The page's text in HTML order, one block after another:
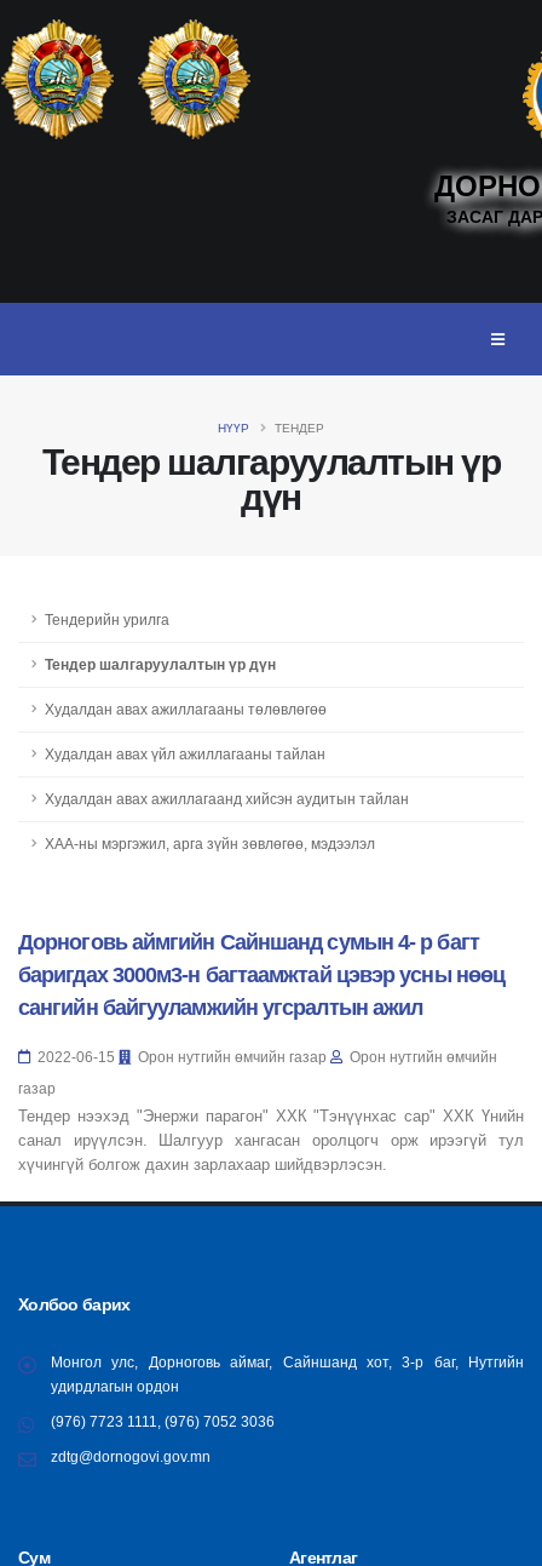
ЗАСАГ
НҮҮР ТЕНДЕР
Тендер шалгаруулалтын үр
дүн
Тендерийн урилга
Тендер шалгаруулалтын үр дүн
Худалдан авах ажиллагааны төлөвлөгөө
Худалдан авах үйл ажиллагааны тайлан
Худалдан авах ажиллагаанд хийсэн аудитын тайлан
ХАА-ны мэргэжил, арга зүйн зөвлөгөө, мэдээлэл
Дорноговь аймгийн Сайншанд сумын 4- р багт
баригдах 3000м3-н багтаамжтай цэвэр усны нөөц
сангийн байгууламжийн угсралтын ажил
2022-06-15 Орон нутгийн өмчийн газар
Орон нутгийн өмчийн
газар
Тендер нээхэд "Энержи парагон" ХХК "Тэнүүнхас сар" ХХК Үнийн
санал ирүүлсэн. Шалгуур хангасан оролцогч орж ирээгүй тул
хүчингүй болгож дахин зарлахаар шийдвэрлэсэн.
Холбоо барих
Монгол улс, Дорноговь аймаг, Сайншанд хот, 3-р баг, Нутгийн
удирдлагын ордон
(976) 7723 1111, (976) 7052 3036
zdtg@dornogovi.gov.mn
Сум Агентлаг